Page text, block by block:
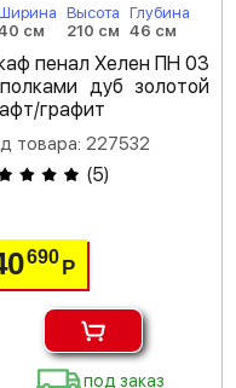
см
Высота
210 см
Глубина
46 см
пенал Хелен ПН 03
дуб золотой
графит
товара: 227532
(5)
690 Р
под заказ